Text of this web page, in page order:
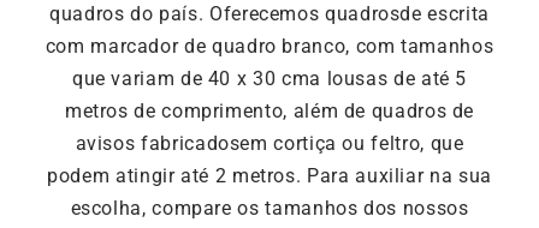
quadros do país. Oferecemos quadrosde escrita
com marcador de quadro branco, com tamanhos
que variam de 40 x 30 cma lousas de até 5
metros de comprimento, além de quadros de
avisos fabricadosem cortiça ou feltro, que
podem atingir até 2 metros. Para auxiliar na sua
escolha, compare os tamanhos dos nossos